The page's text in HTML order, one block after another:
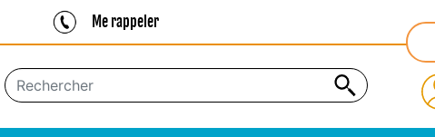
Me rappeler